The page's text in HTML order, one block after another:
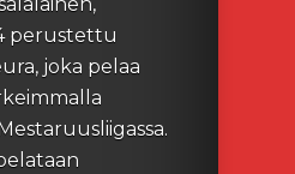
perustettu
joka pelaa